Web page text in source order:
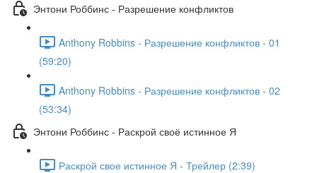
Энтони Роббинс - Разрешение конфликтов
Anthony Robbins - Разрешение конфликтов - 01
(59:20)
Anthony Robbins - Разрешение конфликтов - 02
(53:34)
Энтони Роббинс - Раскрой своё истинное Я
Раскрой свое истинное Я - Трейлер (2:39)